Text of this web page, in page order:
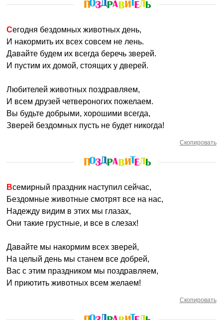
Сегодня бездомных животных день,
И накормить их всех совсем не лень.
Давайте будем их всегда беречь зверей.
И пустим их домой, стоящих у дверей.
Любителей животных поздравляем,
И всем друзей четвероногих пожелаем.
Вы будьте добрыми, хорошими всегда,
Зверей бездомных пусть не будет никогда!
Скопировать
Всемирный праздник наступил сейчас,
Бездомные животные смотрят все на нас,
Надежду видим в этих мы глазах,
Они такие грустные, и все в слезах!
Давайте мы накормим всех зверей,
На целый день мы станем все добрей,
Вас с этим праздником мы поздравляем,
И приютить животных всем желаем!
Скопировать